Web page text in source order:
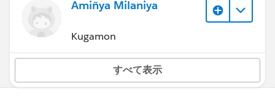
Amiñya Milaniya
Kugamon
すべて表示